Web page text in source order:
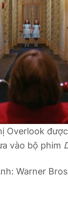
Overlook
vào bộ phim
Warner